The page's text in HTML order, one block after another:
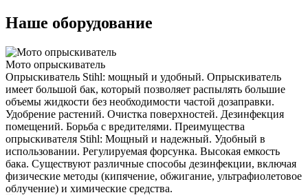
Наше оборудование
Мото опрыскиватель
Опрыскиватель Stihl: мощный и удобный. Опрыскиватель
имеет большой бак, который позволяет распылять большие
объемы жидкости без необходимости частой дозаправки.
Удобрение растений. Очистка поверхностей. Дезинфекция
помещений. Борьба с вредителями. Преимущества
опрыскивателя Stihl: Мощный и надежный. Удобный в
использовании. Регулируемая форсунка. Высокая емкость
бака. Существуют различные способы дезинфекции, включая
физические методы (кипячение, обжигание, ультрафиолетовое
облучение) и химические средства.